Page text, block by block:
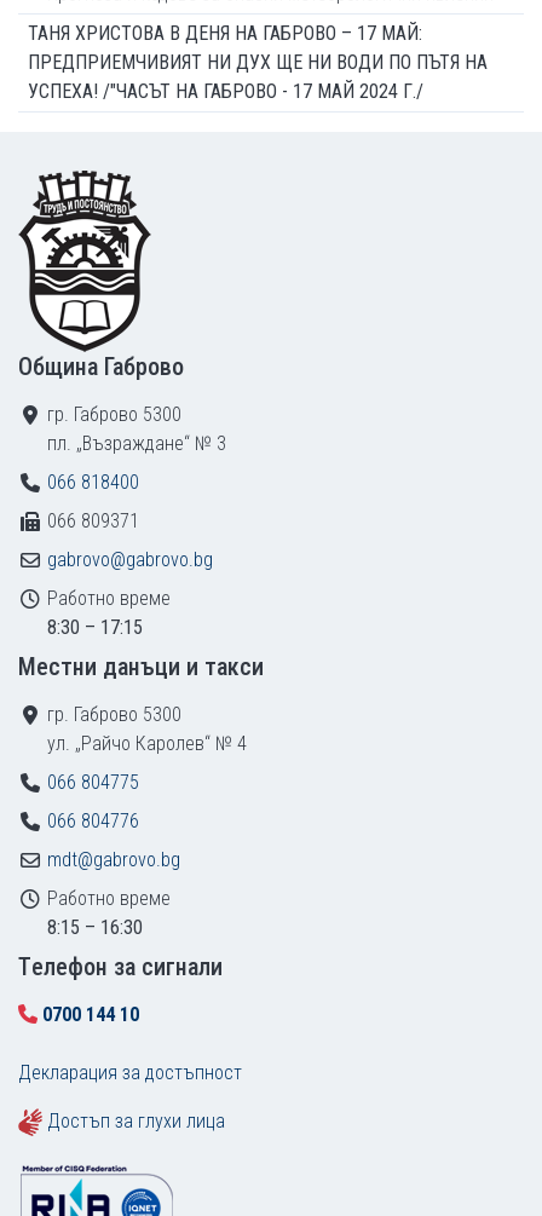
ТАНЯ ХРИСТОВА В ДЕНЯ НА ГАБРОВО – 17 МАЙ:
ПРЕДПРИЕМЧИВИЯТ НИ ДУХ ЩЕ НИ ВОДИ ПО ПЪТЯ НА
УСПЕХА! /"ЧАСЪТ НА ГАБРОВО - 17 МАЙ 2024 Г./
Footer
Община Габрово
гр. Габрово 5300
пл. „Възраждане“ № 3
066 818400
066 809371
gabrovo@gabrovo.bg
Работно време
8:30 – 17:15
Местни данъци и такси
гр. Габрово 5300
ул. „Райчо Каролев“ № 4
066 804775
066 804776
mdt@gabrovo.bg
Работно време
8:15 – 16:30
Tелефон за сигнали
0700 144 10
Декларация за достъпност
Достъп за глухи лица